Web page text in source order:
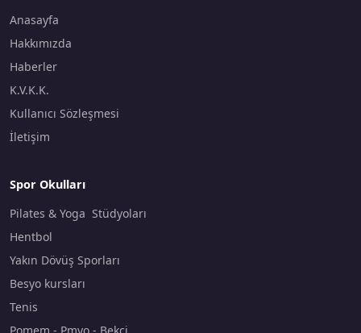
Anasayfa
Hakkımızda
Haberler
K.V.K.K.
Kullanıcı Sözleşmesi
İletişim
Spor Okulları
Pilates & Yoga Stüdyoları
Hentbol
Yakın Dövüş Sporları
Besyo kursları
Tenis